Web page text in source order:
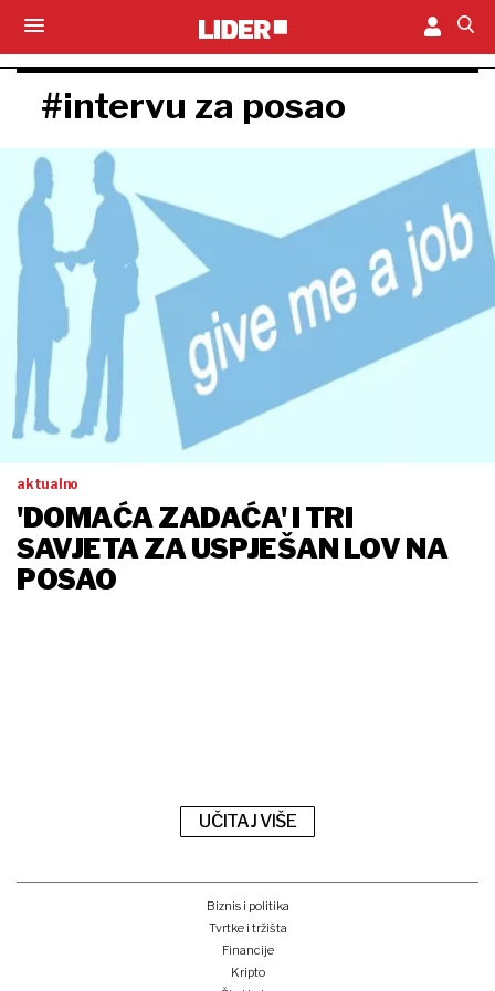
#intervu za posao
aktualno
'DOMAĆA ZADAĆA' I TRI
SAVJETA ZA USPJEŠAN LOV NA
POSAO
UČITAJ VIŠE
Biznis i politika
Tvrtke i tržišta
Financije
Kripto